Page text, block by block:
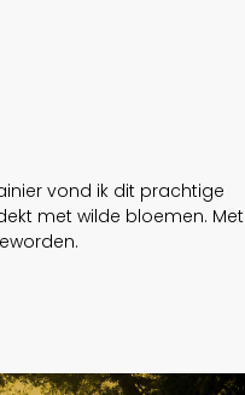
vond ik dit prachtige
met wilde bloemen. Met